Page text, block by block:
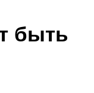
быть